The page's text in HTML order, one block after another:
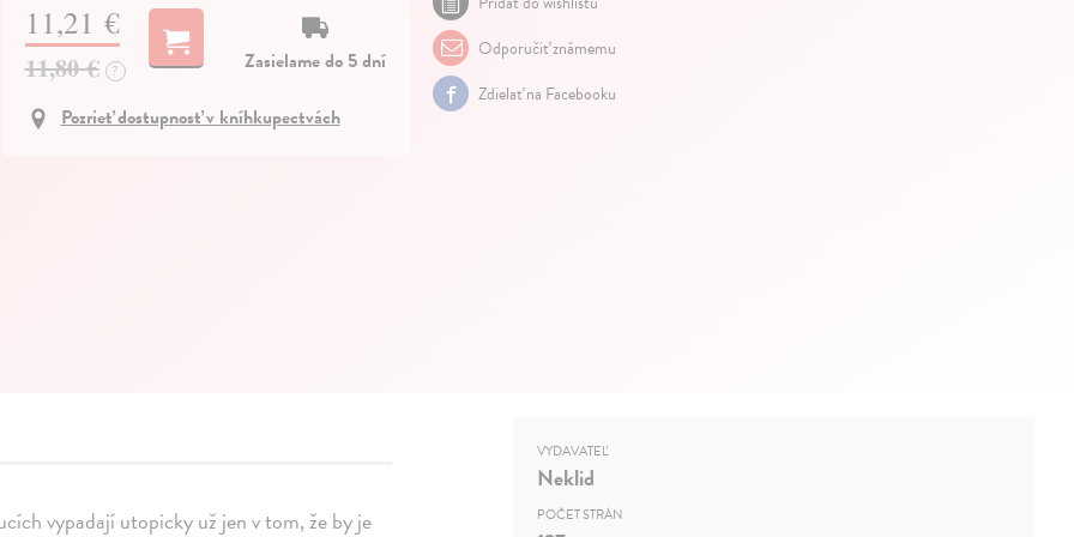
11,21 €
11,80 € ?
Zasielame do 5 dní
Pozrieť dostupnosť v kníhkupectvách
Odporučiť známemu
Zdielať na Facebooku
vypadají utopicky už jen v tom, že by je
VYDAVATEĽ
Neklid
POČET STRÁN